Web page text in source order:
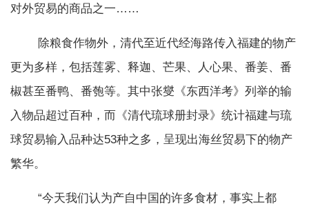
对外贸易的商品之一……
除粮食作物外，清代至近代经海路传入福建的物产
更为多样，包括莲雾、释迦、芒果、人心果、番姜、番
椒甚至番鸭、番匏等。其中张燮《东西洋考》列举的输
入物品超过百种，而《清代琉球册封录》统计福建与琉
球贸易输入品种达53种之多，呈现出海丝贸易下的物产
繁华。
“今天我们认为产自中国的许多食材，事实上都